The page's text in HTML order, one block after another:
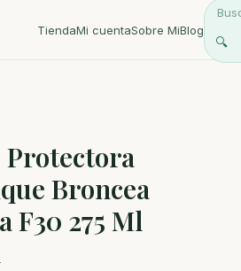
TiendaMi cuentaSobre MiBlog
🔍
Protectora
Broncea
F30 275 Ml